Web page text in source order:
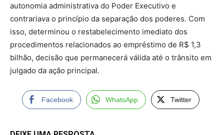
autonomia administrativa do Poder Executivo e
contrariava o princípio da separação dos poderes. Com
isso, determinou o restabelecimento imediato dos
procedimentos relacionados ao empréstimo de R$ 1,3
bilhão, decisão que permanecerá válida até o trânsito em
julgado da ação principal.
Facebook WhatsApp Twitter